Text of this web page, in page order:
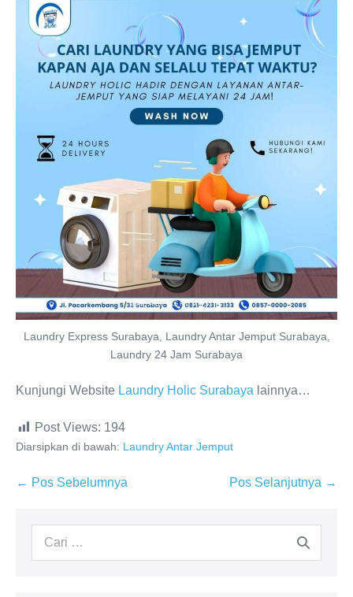
Laundry Express Surabaya, Laundry Antar Jemput Surabaya,
Laundry 24 Jam Surabaya
Kunjungi Website Laundry Holic Surabaya lainnya…
Post Views: 194
Diarsipkan di bawah: Laundry Antar Jemput
Navigasi
← Pos Sebelumnya Pos Selanjutnya →
Pencarian